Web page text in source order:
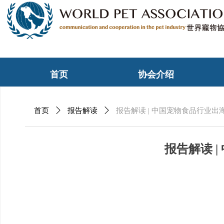
首页 协会介绍
报告解读 |
首页 ꄲ 报告解读 ꄲ 报告解读 | 中国宠物食品行业出